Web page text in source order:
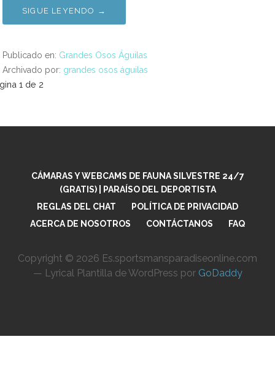
SIGUE LEYENDO →
Publicado en: Grandes Osos Águilas
Archivado por: grandes osos águilas
1 de 2
CÁMARAS Y WEBCAMS DE FAUNA SILVESTRE 24/7
(GRATIS) | PARAÍSO DEL DEPORTISTA
REGLAS DEL CHAT
POLÍTICA DE PRIVACIDAD
ACERCA DE NOSOTROS
CONTÁCTANOS FAQ
Copyright © 2026 Es.sportsmansparadiseonline.com
— Lyrical Plantilla de WordPress por GoDaddy